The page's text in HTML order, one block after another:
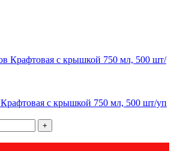
Крафтовая с крышкой 750 мл, 500 шт/уп
+